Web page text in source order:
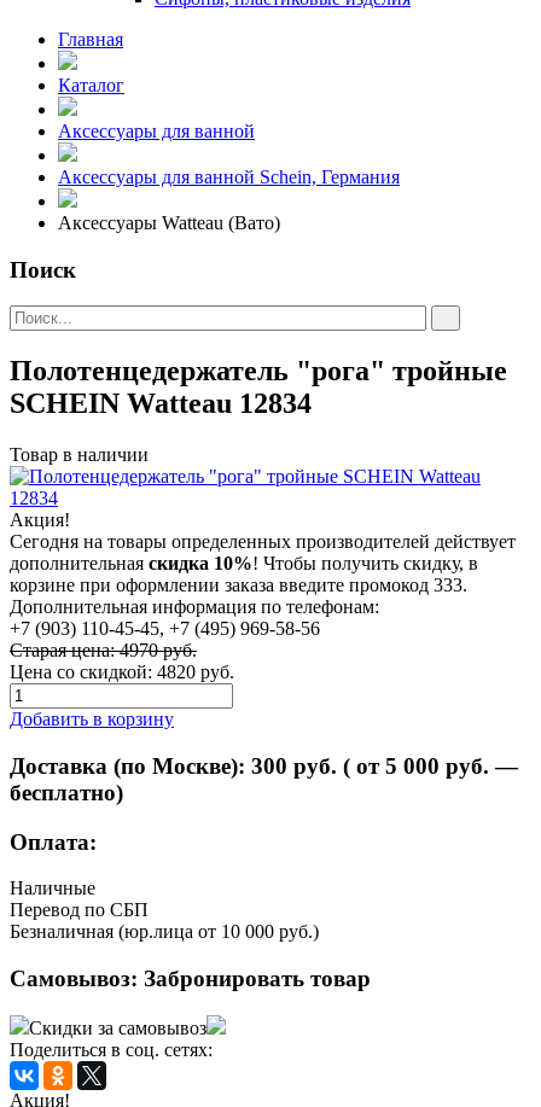
Главная
Каталог
Аксессуары для ванной
Аксессуары для ванной Schein, Германия
Аксессуары Watteau (Вато)
Поиск
Полотенцедержатель "рога" тройные
SCHEIN Watteau 12834
Товар в наличии
Акция!
Сегодня на товары определенных производителей действует
дополнительная скидка 10%! Чтобы получить скидку, в
корзине при оформлении заказа введите промокод 333.
Дополнительная информация по телефонам:
+7 (903) 110-45-45, +7 (495) 969-58-56
Старая цена: 4970 руб.
Цена со скидкой: 4820 руб.
Добавить в корзину
Доставка (по Москве): 300 руб. ( от 5 000 руб. —
бесплатно)
Оплата:
Наличные
Перевод по СБП
Безналичная (юр.лица от 10 000 руб.)
Самовывоз: Забронировать товар
Скидки за самовывоз
Поделиться в соц. сетях:
Акция!